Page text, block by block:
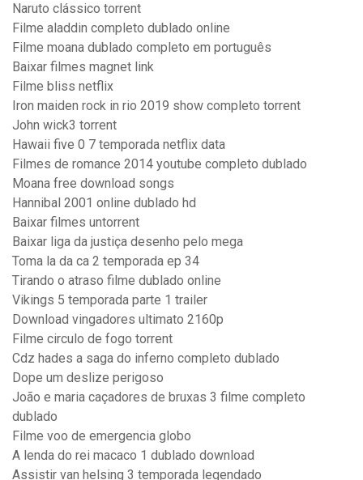
Naruto clássico torrent
Filme aladdin completo dublado online
Filme moana dublado completo em português
Baixar filmes magnet link
Filme bliss netflix
Iron maiden rock in rio 2019 show completo torrent
John wick3 torrent
Hawaii five 0 7 temporada netflix data
Filmes de romance 2014 youtube completo dublado
Moana free download songs
Hannibal 2001 online dublado hd
Baixar filmes untorrent
Baixar liga da justiça desenho pelo mega
Toma la da ca 2 temporada ep 34
Tirando o atraso filme dublado online
Vikings 5 temporada parte 1 trailer
Download vingadores ultimato 2160p
Filme circulo de fogo torrent
Cdz hades a saga do inferno completo dublado
Dope um deslize perigoso
João e maria caçadores de bruxas 3 filme completo
dublado
Filme voo de emergencia globo
A lenda do rei macaco 1 dublado download
Assistir van helsing 3 temporada legendado